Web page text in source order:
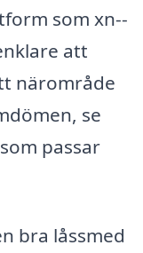
som xn--
att
närområde
se
passar
bra låssmed